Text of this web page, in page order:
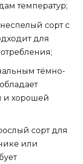
температур;
сорт с
для
тёмно-
и хорошей
сорт для
или